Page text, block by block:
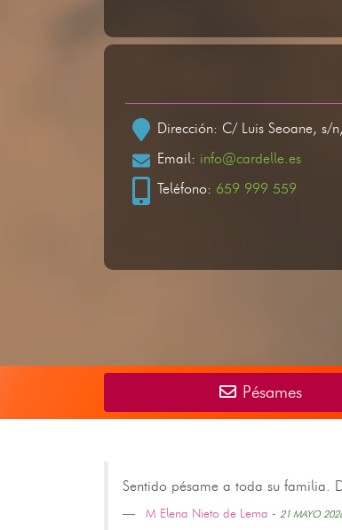
Dirección: C/ Luis Seoane, s/
Email: info@cardelle.es
Teléfono: 659 999 559
Pésames
Sentido pésame a toda su familia.
M Elena Nieto de Lema - 21 MAYO